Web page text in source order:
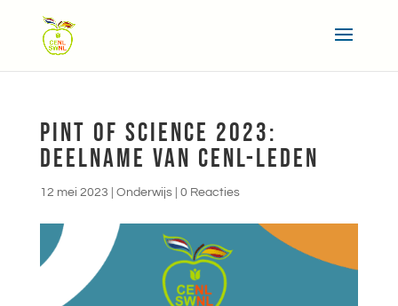
PINT OF SCIENCE 2023:
DEELNAME VAN CENL-LEDEN
12 mei 2023 Onderwijs| 0 Reacties